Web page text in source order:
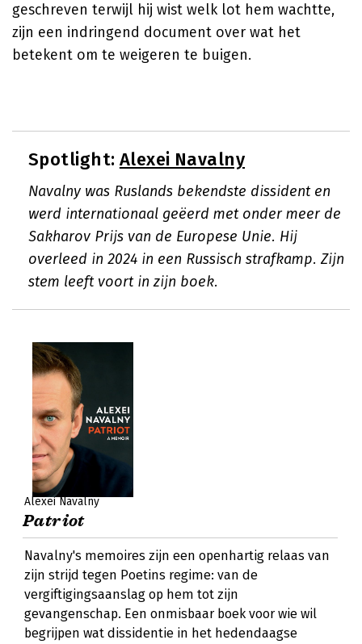
geschreven terwijl hij wist welk lot hem wachtte,
zijn een indringend document over wat het
betekent om te weigeren te buigen.
Spotlight: Alexei Navalny
Navalny was Ruslands bekendste dissident en
werd internationaal geëerd met onder meer de
Sakharov Prijs van de Europese Unie. Hij
overleed in 2024 in een Russisch strafkamp. Zijn
stem leeft voort in zijn boek.
Alexei Navalny
Patriot
Navalny's memoires zijn een openhartig relaas van
zijn strijd tegen Poetins regime: van de
vergiftigingsaanslag op hem tot zijn
gevangenschap. Een onmisbaar boek voor wie wil
begrijpen wat dissidentie in het hedendaagse